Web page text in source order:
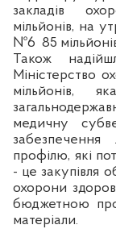
закладів
мільйонів, на
№6 85 мільйоні
Також
Міністерство
мільйонів,
медичну
забезпечення
профілю, які
- це закупівля
охорони
бюджетною
матеріали.